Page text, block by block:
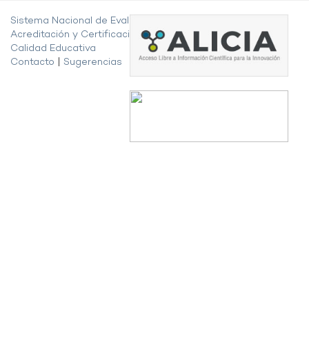
Sistema Nacional de Evaluación,
Acreditación y Certificación de la
Calidad Educativa
Contacto
Sugerencias